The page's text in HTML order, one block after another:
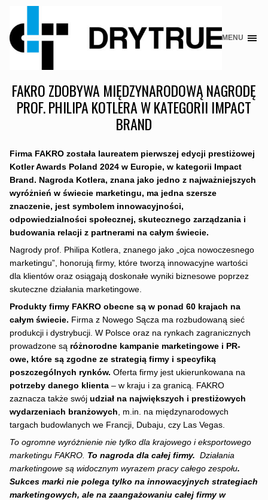
Skip
MENU
FAKRO ZDOBYWA MIĘDZYNARODOWĄ NAGRODĘ
PROF. PHILIPA KOTLERA W KATEGORII IMPACT
BRAND
Firma FAKRO została laureatem pierwszej edycji prestiżowej
Kotler Awards Poland 2024 w Europie, w kategorii Impact
Brand. Nagroda Kotlera, znana jako jedno z najważniejszych
wyróżnień w świecie marketingu, ma jedna szersze
znaczenie, jest symbolem innowacyjności,
odpowiedzialności społecznej, skutecznego zarządzania i
budowania relacji z partnerami na całym świecie.
Nagrody prof. Philipa Kotlera, znanego jako „ojca nowoczesnego
marketingu”, honorują firmy, które tworzą innowacyjne wartości
dla klientów oraz osiągają doskonałe wyniki biznesowe poprzez
skuteczne działania marketingowe.
Produkty firmy FAKRO obecne są w ponad 60 krajach na
całym świecie. Firma z Nowego Sącza ma rozbudowaną sieć
produkcji i dystrybucji. W Polsce oraz na rynkach zagranicznych
prowadzone są różnorodne kampanie marketingowe i PR-
owe, które są zgodne ze strategią firmy i specyfiką
poszczególnych rynków. Oferta firmy jest ukierunkowana na
potrzeby danego klienta– w kraju i za granicą. FAKRO
zaznacza także swój udział na największych i prestiżowych
wydarzeniach branżowych , m.in. na międzynarodowych
targach budowlanych we Francji, Dubaju, czy Las Vegas.
To ogromne wyróżnienie nie tylko dla krajowego i eksportowego
marketingu FAKRO. To nagroda dla całej firmy. Działania
marketingowe są widocznym wyrazem pracy całego zespołu.
Sukces marki nie polega tylko na innowacyjnych strategiach
marketingowych, ale na zaangażowaniu całej firmy w